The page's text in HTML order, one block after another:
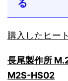
る
購入したヒー
長尾製作所
M2S-HS02